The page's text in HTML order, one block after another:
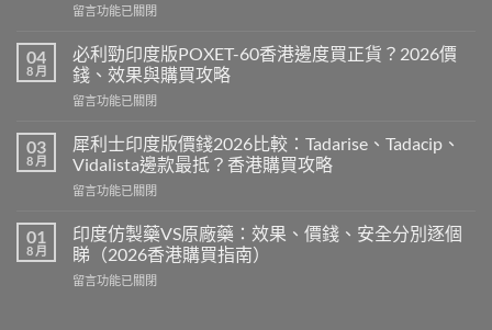
在
利
吉
Super
P-
藍
P
港
度
買
貨？
留言功能已關閉
04
8 月
必利勁印度版POXET-60香港邊度買正貨？2026價
錢、效果與購買攻略
在
利
勁
印
度
POXET-
60
香
港
留言功能已關閉
03
8 月
犀利士印度版價錢2026比較：Tadarise、Tadacip、
Vidalista邊款最抵？香港購買攻略
在
利
士
印
度
留言功能已關閉
01
8 月
印度仿製藥VS原廠藥：效果、價錢、安全分別逐個
睇（2026香港購買指南）
在
留言功能已關閉